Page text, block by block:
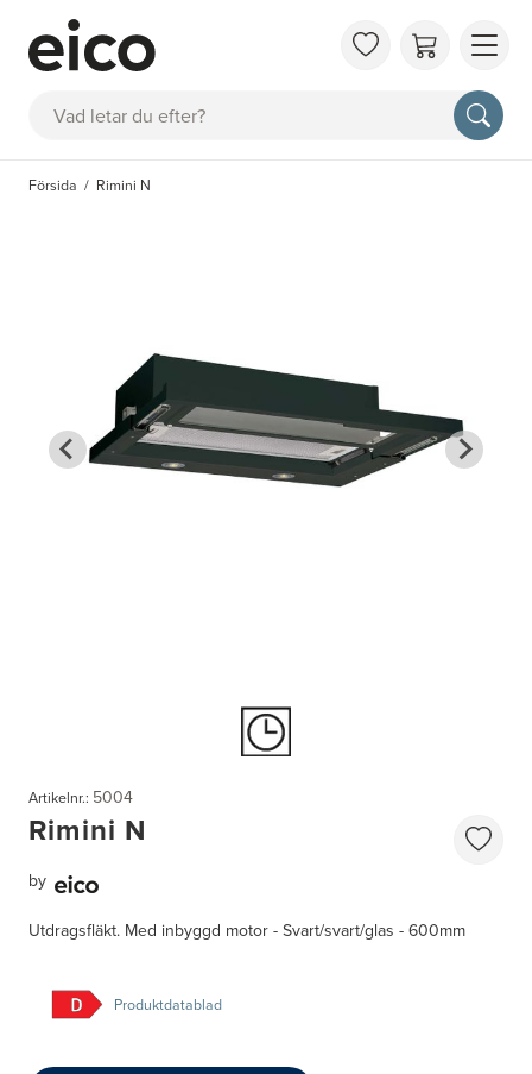
Sök
OM
FAQ
Försida Rimini N
Artikelnr.: 5004
Rimini N
by
Utdragsfläkt. Med inbyggd motor - Svart/svart/glas - 600mm
Produktdatablad